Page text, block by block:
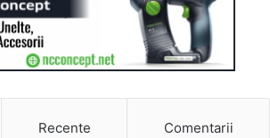
Recente Comentarii